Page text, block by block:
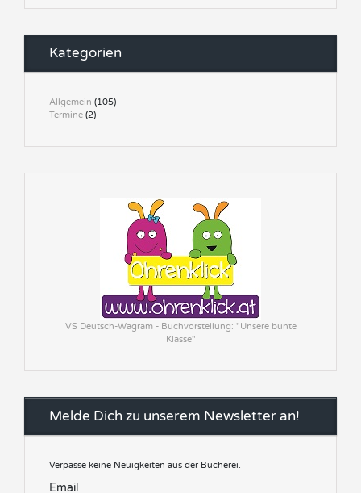
Kategorien
Allgemein (105)
Termine (2)
VS Deutsch-Wagram - Buchvorstellung: "Unsere bunte
Klasse"
Melde Dich zu unserem Newsletter an!
Verpasse keine Neuigkeiten aus der Bücherei.
Email